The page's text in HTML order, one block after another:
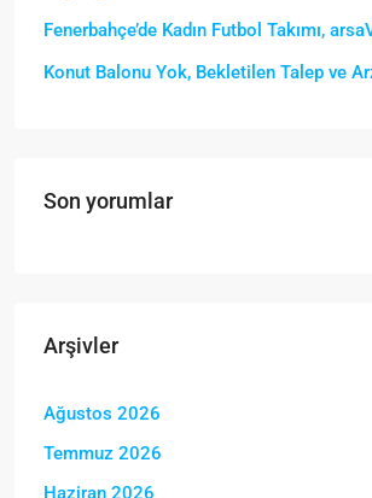
Fenerbahçe’de Kadın Futbol Takımı,
Konut Balonu Yok, Bekletilen Talep ve
Son yorumlar
Arşivler
Ağustos 2026
Temmuz 2026
Haziran 2026